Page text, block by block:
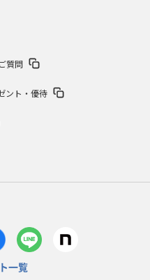
質問
ント・優待
一覧